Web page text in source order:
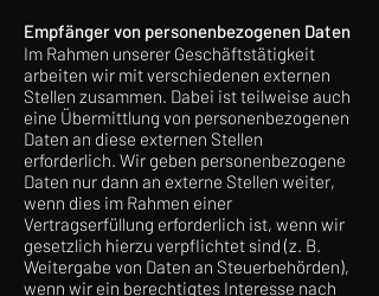
Empfänger von personenbezogenen Daten
Im Rahmen unserer Geschäftstätigkeit
arbeiten wir mit verschiedenen externen
Stellen zusammen. Dabei ist teilweise auch
eine Übermittlung von personenbezogenen
Daten an diese externen Stellen
erforderlich. Wir geben personenbezogene
Daten nur dann an externe Stellen weiter,
wenn dies im Rahmen einer
Vertragserfüllung erforderlich ist, wenn wir
gesetzlich hierzu verpflichtet sind (z. B.
Weitergabe von Daten an Steuerbehörden),
wenn wir ein berechtigtes Interesse nach